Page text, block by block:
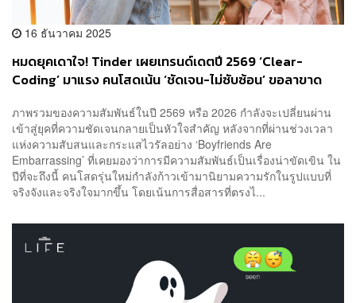
16 ธันวาคม 2025
หมดยุคเดาใจ! Tinder เผยเทรนด์เดตปี 2569 ‘Clear-
Coding’ มาแรง คนโสดเน้น ‘ชัดเจน-ไม่ซับซ้อน’ ขอลาขาด
ภาพรวมของความสัมพันธ์ในปี 2569 หรือ 2026 กำลังจะเปลี่ยนผ่าน
เข้าสู่ยุคที่ความชัดเจนกลายเป็นหัวใจสำคัญ หลังจากที่ผ่านช่วงเวลา
แห่งความสับสนและกระแสไวรัลอย่าง ‘Boyfriends Are
Embarrassing’ ที่เคยมองว่าการมีความสัมพันธ์เป็นเรื่องน่าขัดเขิน ใน
ปีที่จะถึงนี้ คนโสดรุ่นใหม่กำลังก้าวเข้ามานิยามความรักในรูปแบบที่
จริงจังและจริงใจมากขึ้น โดยเน้นการสื่อสารที่ตรงไ...